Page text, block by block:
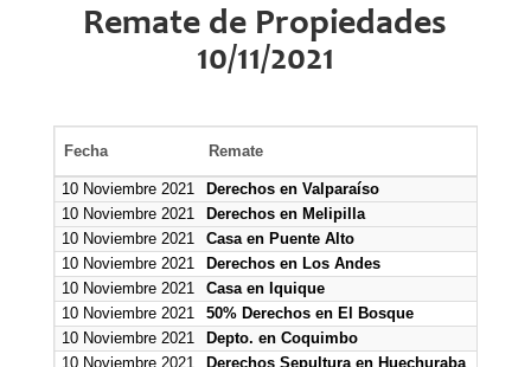
Remate de Propiedades
10/11/2021
Fecha Remate
10 Noviembre 2021 Derechos en Valparaíso
10 Noviembre 2021
Derechos en Melipilla
10 Noviembre 2021
Casa en Puente Alto
10 Noviembre 2021
Derechos en Los Andes
10 Noviembre 2021
Casa en Iquique
10 Noviembre 2021
50% Derechos en El Bosque
10 Noviembre 2021
Depto. en Coquimbo
10 Noviembre 2021
Derechos Sepultura en Huechuraba